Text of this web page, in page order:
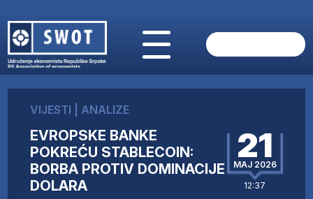
O NAMA
AKTUELNO
ANALIZE
KOMPANIJE
FINANSIJE
VIJESTI ANALIZE
EVROPSKE BANKE
POKREĆU STABLECOIN:
BORBA PROTIV DOMINACIJE
DOLARA
21
MAJ 2026
12:37